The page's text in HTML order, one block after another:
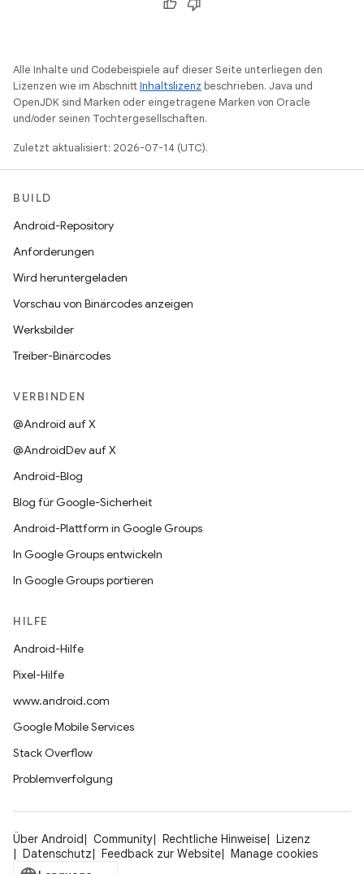
Alle Inhalte und Codebeispiele auf dieser Seite unterliegen den
Lizenzen wie im AbschnittInhaltslizenz beschrieben. Java und
OpenJDK sind Marken oder eingetragene Marken von Oracle
und/oder seinen Tochtergesellschaften.
Zuletzt aktualisiert: 2026-07-14 (UTC).
BUILD
Android-Repository
Anforderungen
Wird heruntergeladen
Vorschau von Binärcodes anzeigen
Werksbilder
Treiber-Binärcodes
VERBINDEN
@Android auf X
@AndroidDev auf X
Android-Blog
Blog für Google-Sicherheit
Android-Plattform in Google Groups
In Google Groups entwickeln
In Google Groups portieren
HILFE
Android-Hilfe
Pixel-Hilfe
www.android.com
Google Mobile Services
Stack Overflow
Problemverfolgung
Über Android Community Rechtliche Hinweise
Lizenz
Datenschutz
Feedback zur Website Manage cookies